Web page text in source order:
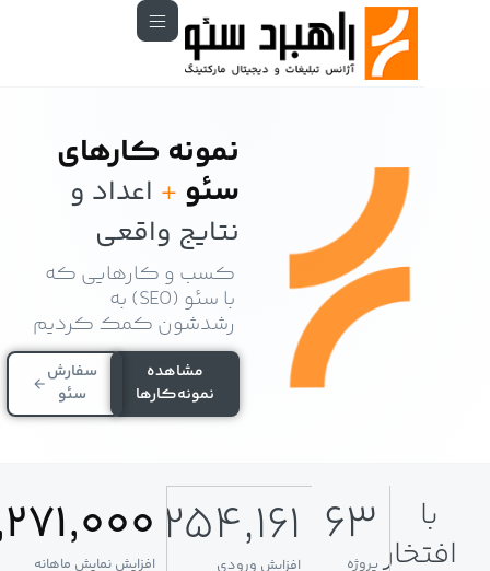
نمونه کار‌های
+اعداد و
نتایج واقعی
کسب و کار‌هایی که
با سئو (SEO) به
رشدشون کمک کردیم
نمونه‌کار‌ها
سفارش
سئو
پروژه
63
افزایش ورودی
254,161
افزایش نمایش ماهانه
3,271,000
+